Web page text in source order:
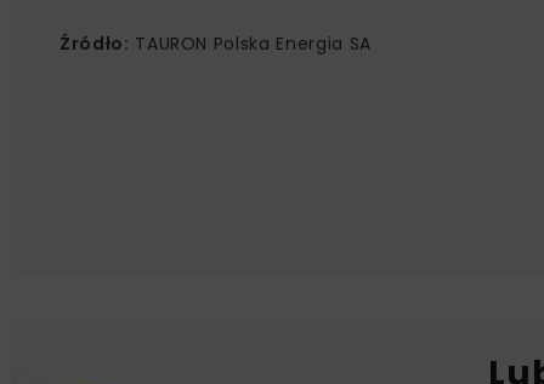
Źródło: TAURON Polska Energia SA